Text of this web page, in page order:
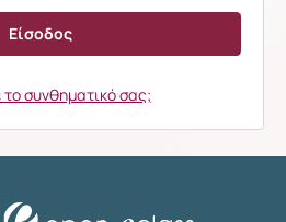
συνθηματικό σας;